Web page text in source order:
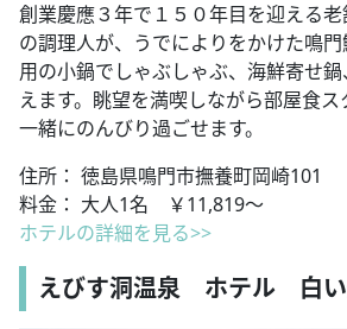
創業慶應３年で１５０年目を迎える
の調理人が、うでによりをかけた鳴
用の小鍋でしゃぶしゃぶ、海鮮寄せ
えます。眺望を満喫しながら部屋食
一緒にのんびり過ごせます。
住所： 徳島県鳴門市撫養町岡崎101
料金： 大人1名 ￥11,819～
ホテルの詳細を見る>>
えびす洞温泉 ホテル 白